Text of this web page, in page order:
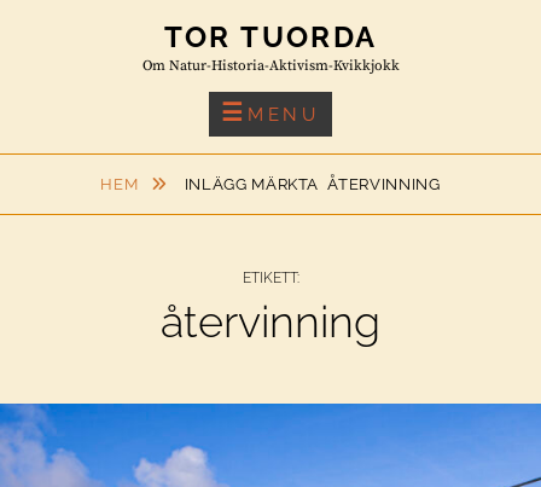
TOR TUORDA
Om Natur-Historia-Aktivism-Kvikkjokk
MENU
HEM INLÄGG MÄRKTAÅTERVINNING
ETIKETT:
återvinning